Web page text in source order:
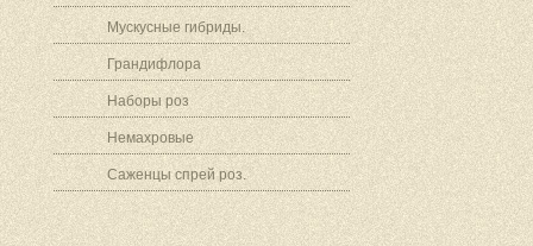
Мускусные гибриды.
Грандифлора
Наборы роз
Немахровые
Саженцы спрей роз.